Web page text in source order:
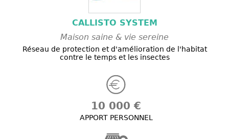
CALLISTO SYSTEM
Maison saine & vie sereine
Réseau de protection et d'amélioration de l'habitat
contre le temps et les insectes
10 000 €
APPORT PERSONNEL